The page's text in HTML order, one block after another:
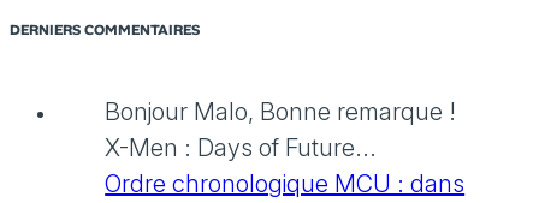
DERNIERS COMMENTAIRES
Bonjour Malo, Bonne remarque !
X-Men : Days of Future...
Ordre chronologique MCU : dans